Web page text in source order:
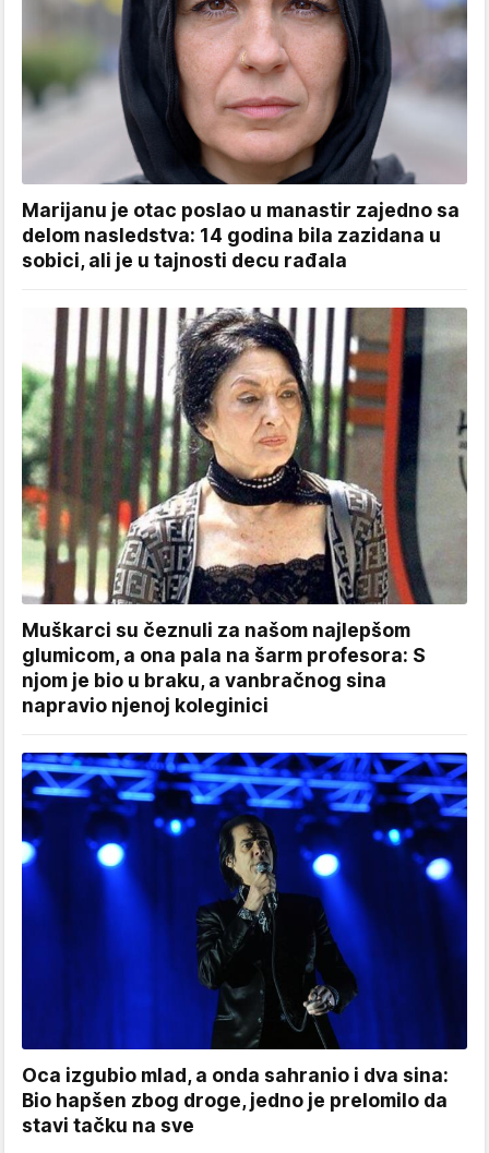
Marijanu je otac poslao u manastir zajedno sa
delom nasledstva: 14 godina bila zazidana u
sobici, ali je u tajnosti decu rađala
Muškarci su čeznuli za našom najlepšom
glumicom, a ona pala na šarm profesora: S
njom je bio u braku, a vanbračnog sina
napravio njenoj koleginici
Oca izgubio mlad, a onda sahranio i dva sina:
Bio hapšen zbog droge, jedno je prelomilo da
stavi tačku na sve